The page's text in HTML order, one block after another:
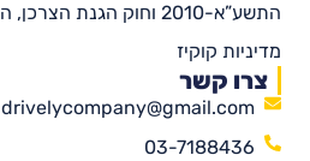
התשע”א-2010 וחוק הגנת הצרכן, התשמ”א-1981″
מדיניות קוקיז
צרו קשר
drivelycompany@gmail.com
03-7188436